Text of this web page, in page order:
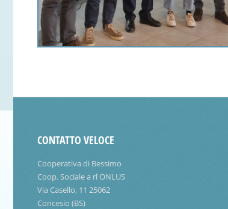
CONTATTO VELOCE
Cooperativa di Bessimo
Coop. Sociale a rl ONLUS
Via Casello, 11 25062
Concesio (BS)